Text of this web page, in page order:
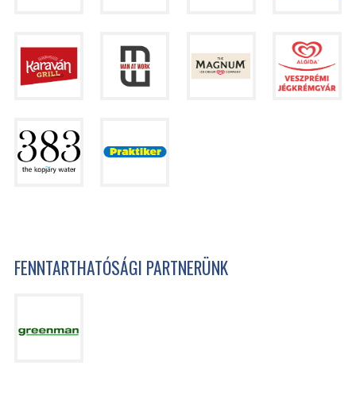
FENNTARTHATÓSÁGI PARTNERÜNK